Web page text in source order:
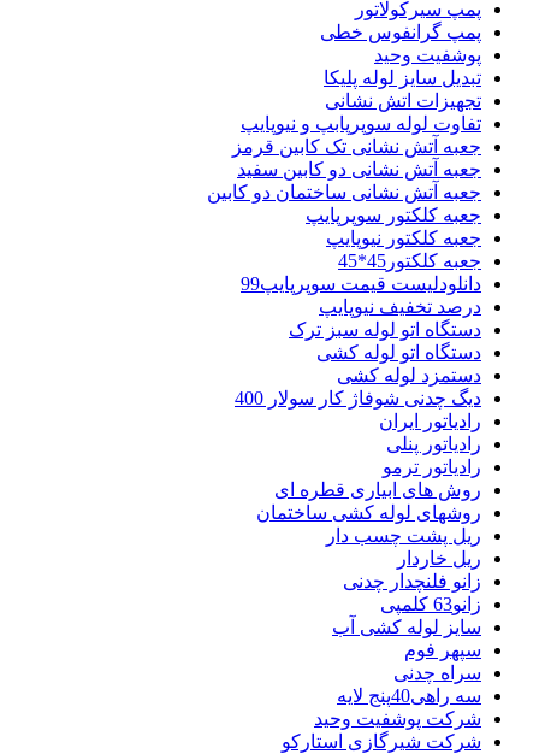
پمپ سیرکولاتور
پمپ گرانفوس خطی
پوشفیت وحید
تبدیل سایز لوله پلیکا
تجهیزات اتش نشانی
تفاوت لوله سوپرپابپ و نیوپایپ
جعبه آتش نشانی تک کابین قرمز
جعبه آتش نشانی دو کابین سفید
جعبه آتش نشانی ساختمان دو کابین
جعبه کلکتور سوپرپایپ
جعبه کلکتور نیوپایپ
جعبه کلکتور45*45
دانلودلیست قیمت سوپرپایپ99
درصد تخفیف نیوپایپ
دستگاه اتو لوله سبز ترک
دستگاه اتو لوله کشی
دستمزد لوله کشی
دیگ چدنی شوفاژ کار سولار 400
رادیاتور ایران
رادیاتور پنلی
رادیاتور ترمو
روش های ابیاری قطره ای
روشهای لوله کشی ساختمان
ریل پشت چسب دار
ریل خاردار
زانو فلنچدار چدنی
زانو63 کلمپی
سایز لوله کشی آب
سپهر فوم
سراه چدنی
سه راهی40پنج لایه
شرکت پوشفیت وحید
شرکت شیرگازی استارکو